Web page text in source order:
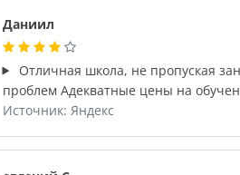
Даниил
Отличная школа, не пропуская
проблем Адекватные цены на
Источник: Яндекс